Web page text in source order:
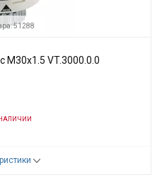
51288
M30x1.5 VT.3000.0.0